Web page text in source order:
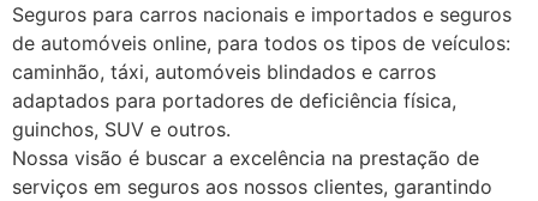
Seguros para carros nacionais e importados e seguros
de automóveis online, para todos os tipos de veículos:
caminhão, táxi, automóveis blindados e carros
adaptados para portadores de deficiência física,
guinchos, SUV e outros.
Nossa visão é buscar a excelência na prestação de
serviços em seguros aos nossos clientes, garantindo